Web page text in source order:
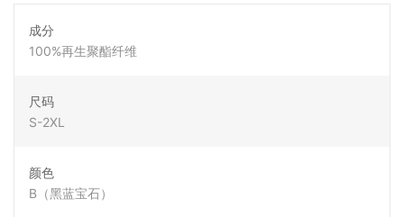
成分
100%再生聚酯纤维
尺码
S-2XL
颜色
B（黑蓝宝石）